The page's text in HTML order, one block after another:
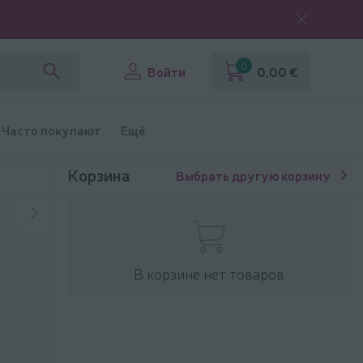
Войти 0 0,00 €
Часто покупают Ещё
Корзина Выбрать другую корзину
В корзине нет товаров